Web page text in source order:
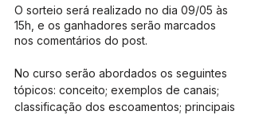
O sorteio será realizado no dia 09/05 às
15h, e os ganhadores serão marcados
nos comentários do post.
No curso serão abordados os seguintes
tópicos: conceito; exemplos de canais;
classificação dos escoamentos; principais